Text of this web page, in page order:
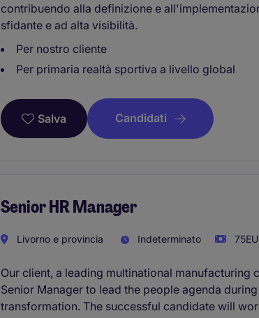
contribuendo alla definizione e
sfidante e ad alta visibilità.
Per nostro cliente
Per primaria realtà sportiva a livello global
Salva Candidati
Senior HR Manager
Livorno e provincia Indeterminato
Our client, a leading multinational manufacturing
Senior Manager to lead the people agenda
transformation. The successful candidate will